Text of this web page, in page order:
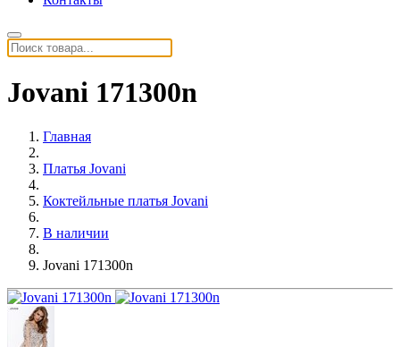
Jovani 171300n
Главная
Платья Jovani
Коктейльные платья Jovani
В наличии
Jovani 171300n